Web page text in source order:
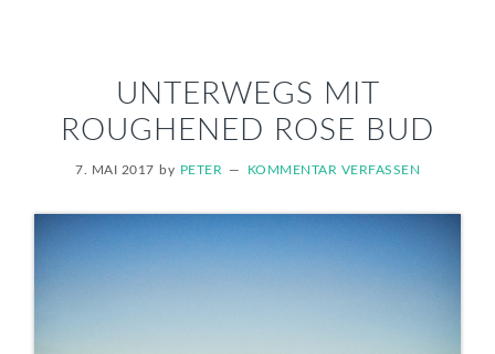
UNTERWEGS MIT
ROUGHENED ROSE BUD
7. MAI 2017 by PETER KOMMENTAR VERFASSEN